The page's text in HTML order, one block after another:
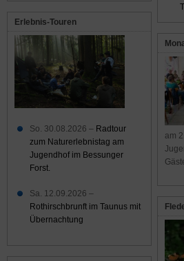
am
Erlebnis-Touren
So. 30.08.2026 – Radtour
zum Naturerlebnistag am
Jugendhof im Bessunger
Forst.
Sa. 12.09.2026 –
Rothirschbrunft im Taunus mit
Übernachtung